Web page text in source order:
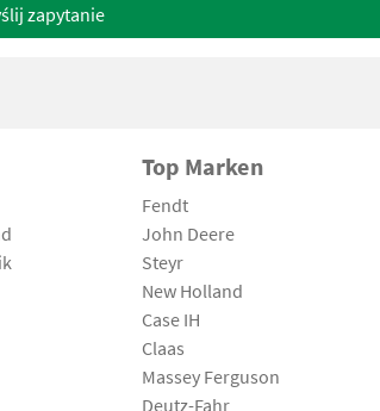
zapytanie
Top Marken
Fendt
John Deere
Steyr
New Holland
Case IH
Claas
Massey Ferguson
Deutz-Fahr